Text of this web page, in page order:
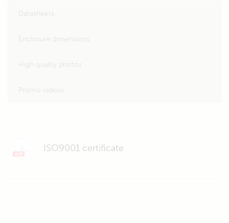
ISO9001 certificate